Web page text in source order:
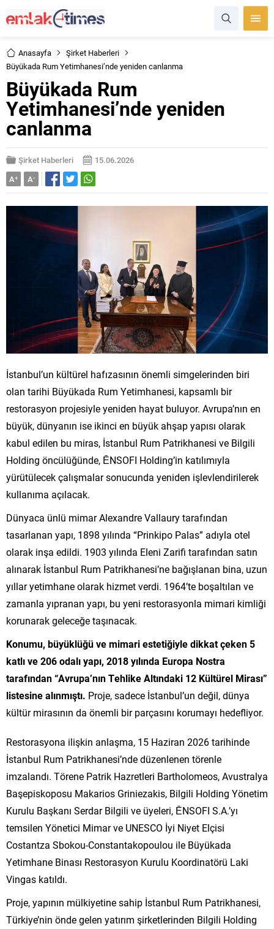
Anasayfa
Şirket Haberleri
Büyükada Rum Yetimhanesi’nde yeniden canlanma
Büyükada Rum
Yetimhanesi’nde yeniden
canlanma
Şirket Haberleri
15.06.2026
A+ A-
İstanbul’un kültürel hafızasının önemli simgelerinden biri
olan tarihi Büyükada Rum Yetimhanesi, kapsamlı bir
restorasyon projesiyle yeniden hayat buluyor. Avrupa’nın en
büyük, dünyanın ise ikinci en büyük ahşap yapısı olarak
kabul edilen bu miras, İstanbul Rum Patrikhanesi ve Bilgili
Holding öncülüğünde, ĒNSOFI Holding’in katılımıyla
yürütülecek çalışmalar sonucunda yeniden işlevlendirilerek
kullanıma açılacak.
Dünyaca ünlü mimar Alexandre Vallaury tarafından
tasarlanan yapı, 1898 yılında “Prinkipo Palas” adıyla otel
olarak inşa edildi. 1903 yılında Eleni Zarifi tarafından satın
alınarak İstanbul Rum Patrikhanesi’ne bağışlanan bina, uzun
yıllar yetimhane olarak hizmet verdi. 1964’te boşaltılan ve
zamanla yıpranan yapı, bu yeni restorasyonla mimari kimliği
korunarak geleceğe taşınacak.
Konumu, büyüklüğü ve mimari estetiğiyle dikkat çeken 5
katlı ve 206 odalı yapı, 2018 yılında Europa Nostra
tarafından “Avrupa’nın Tehlike Altındaki 12 Kültürel Mirası”
listesine alınmıştı. Proje, sadece İstanbul’un değil, dünya
kültür mirasının da önemli bir parçasını korumayı hedefliyor.
Restorasyona ilişkin anlaşma, 15 Haziran 2026 tarihinde
İstanbul Rum Patrikhanesi’nde düzenlenen törenle
imzalandı. Törene Patrik Hazretleri Bartholomeos, Avustralya
Başepiskoposu Makarios Griniezakis, Bilgili Holding Yönetim
Kurulu Başkanı Serdar Bilgili ve üyeleri, ĒNSOFI S.A.’yı
temsilen Yönetici Mimar ve UNESCO İyi Niyet Elçisi
Costantza Sbokou-Constantakopoulou ile Büyükada
Yetimhane Binası Restorasyon Kurulu Koordinatörü Laki
Vingas katıldı.
Proje, yapının mülkiyetine sahip İstanbul Rum Patrikhanesi,
Türkiye’nin önde gelen yatırım şirketlerinden Bilgili Holding